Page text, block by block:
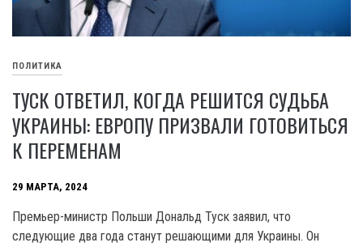
ПОЛИТИКА
ТУСК ОТВЕТИЛ, КОГДА РЕШИТСЯ СУДЬБА
УКРАИНЫ: ЕВРОПУ ПРИЗВАЛИ ГОТОВИТЬСЯ
К ПЕРЕМЕНАМ
29 МАРТА, 2024
Премьер-министр Польши Дональд Туск заявил, что
следующие два года станут решающими для Украины. Он